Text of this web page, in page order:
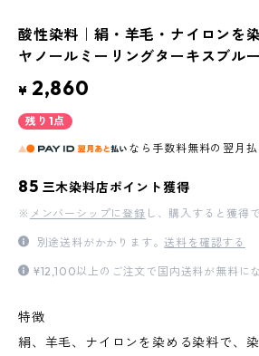
酸性染料｜絹・羊毛・ナイロンを
ヤノールミーリングターキスブル
¥ 2,860
残り1点
なら 手数料無料の 翌月
85 三木染料店ポイント獲得
※ メンバーシップに登録 し、購入すると獲得
別途送料がかかります。送料を確認する
¥12,100以上のご注文で国内送料が無料に
特徴
絹、羊毛、ナイロンを染める染料で、